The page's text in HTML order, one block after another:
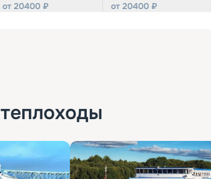
от 20400 ₽ от 20400 ₽
теплоходы